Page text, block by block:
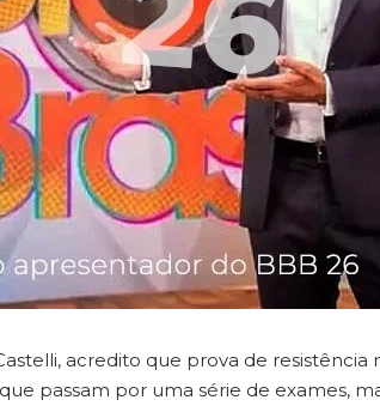
acredito que prova de resistência
passam por uma série de exames,